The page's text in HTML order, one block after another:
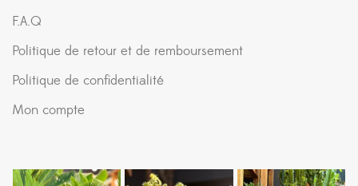
F.A.Q
Politique de retour et de remboursement
Politique de confidentialité
Mon compte